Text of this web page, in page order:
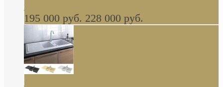
глянцевая платина В НАЛИЧИИ
195 000 руб. 228 000 руб.